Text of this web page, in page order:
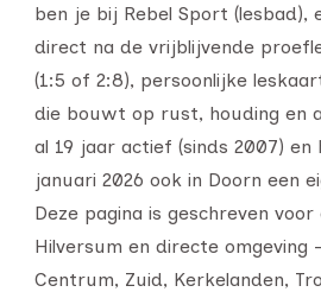
ben je bij Rebel Sport (lesbad),
direct na de vrijblijvende
(1:5 of 2:8), persoonlijke
die bouwt op rust, houding en
al 19 jaar actief (sinds 2007) en
januari 2026 ook in Doorn een
Deze pagina is geschreven
Hilversum en directe omgeving
Centrum, Zuid, Kerkelanden,